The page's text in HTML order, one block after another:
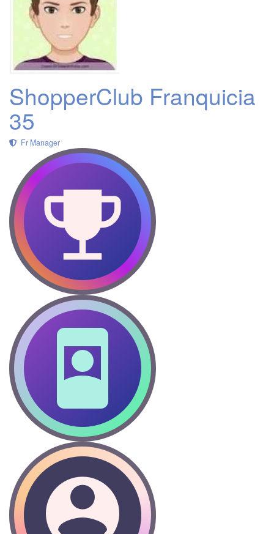
ShopperClub Franquicia
35
Fr Manager